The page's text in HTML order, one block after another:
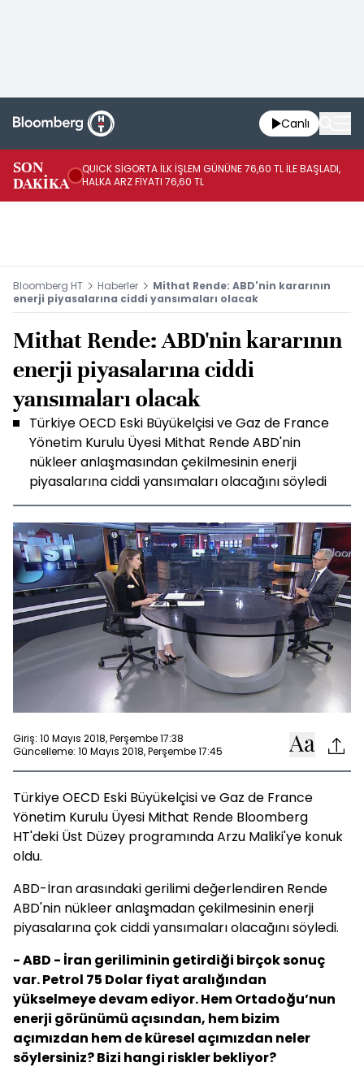
Canlı
SON
DAKİKA
QUICK SİGORTA İLK İŞLEM GÜNÜNE 76,60 TL İLE BAŞLADI,
HALKA ARZ FİYATI 76,60 TL
Bloomberg HT Haberler
Mithat Rende: ABD'nin kararının
enerji piyasalarına ciddi yansımaları olacak
Mithat Rende: ABD'nin kararının
enerji piyasalarına ciddi
yansımaları olacak
Türkiye OECD Eski Büyükelçisi ve Gaz de France
Yönetim Kurulu Üyesi Mithat Rende ABD'nin
nükleer anlaşmasından çekilmesinin enerji
piyasalarına ciddi yansımaları olacağını söyledi
Giriş: 10 Mayıs 2018, Perşembe 17:38
Güncelleme: 10 Mayıs 2018, Perşembe 17:45
Türkiye OECD Eski Büyükelçisi ve Gaz de France
Yönetim Kurulu Üyesi Mithat Rende Bloomberg
HT'deki Üst Düzey programında Arzu Maliki'ye konuk
oldu.
ABD-İran arasındaki gerilimi değerlendiren Rende
ABD'nin nükleer anlaşmadan çekilmesinin enerji
piyasalarına çok ciddi yansımaları olacağını söyledi.
- ABD - İran geriliminin getirdiği birçok sonuç
var. Petrol 75 Dolar fiyat aralığından
yükselmeye devam ediyor. Hem Ortadoğu’nun
enerji görünümü açısından, hem bizim
açımızdan hem de küresel açımızdan neler
söylersiniz? Bizi hangi riskler bekliyor?